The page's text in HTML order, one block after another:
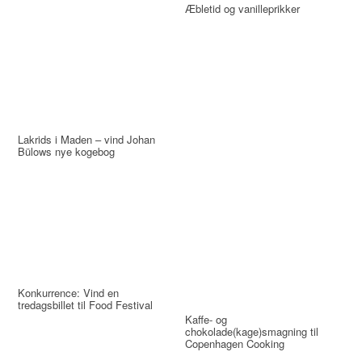
Lakrids i Maden – vind Johan
Bülows nye kogebog
Æbletid og vanilleprikker
Konkurrence: Vind en
tredagsbillet til Food Festival
Kaffe- og
chokolade(kage)smagning til
Copenhagen Cooking